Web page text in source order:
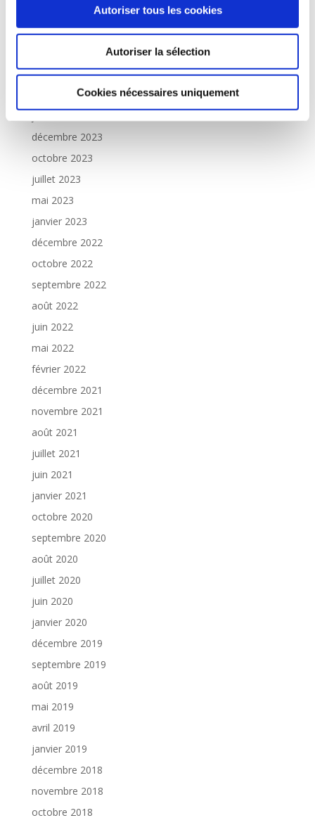
Autoriser tous les cookies
Autoriser la sélection
Cookies nécessaires uniquement
novembre 2024
septembre 2024
août 2024
décembre 2023
octobre 2023
juillet 2023
mai 2023
janvier 2023
décembre 2022
octobre 2022
septembre 2022
août 2022
juin 2022
mai 2022
février 2022
décembre 2021
novembre 2021
août 2021
juillet 2021
juin 2021
janvier 2021
octobre 2020
septembre 2020
août 2020
juillet 2020
juin 2020
janvier 2020
décembre 2019
septembre 2019
août 2019
mai 2019
avril 2019
janvier 2019
décembre 2018
novembre 2018
octobre 2018